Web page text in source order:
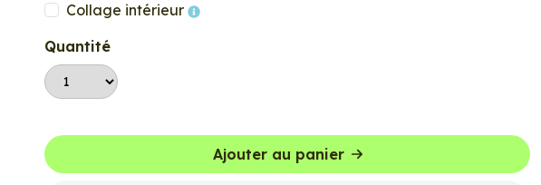
Collage intérieur
Quantité
Ajouter au panier